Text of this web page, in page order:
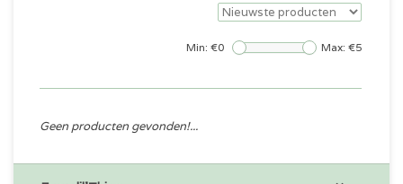
Min: €0 Max: €5
Geen producten gevonden!...